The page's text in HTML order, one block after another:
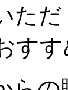
た
す